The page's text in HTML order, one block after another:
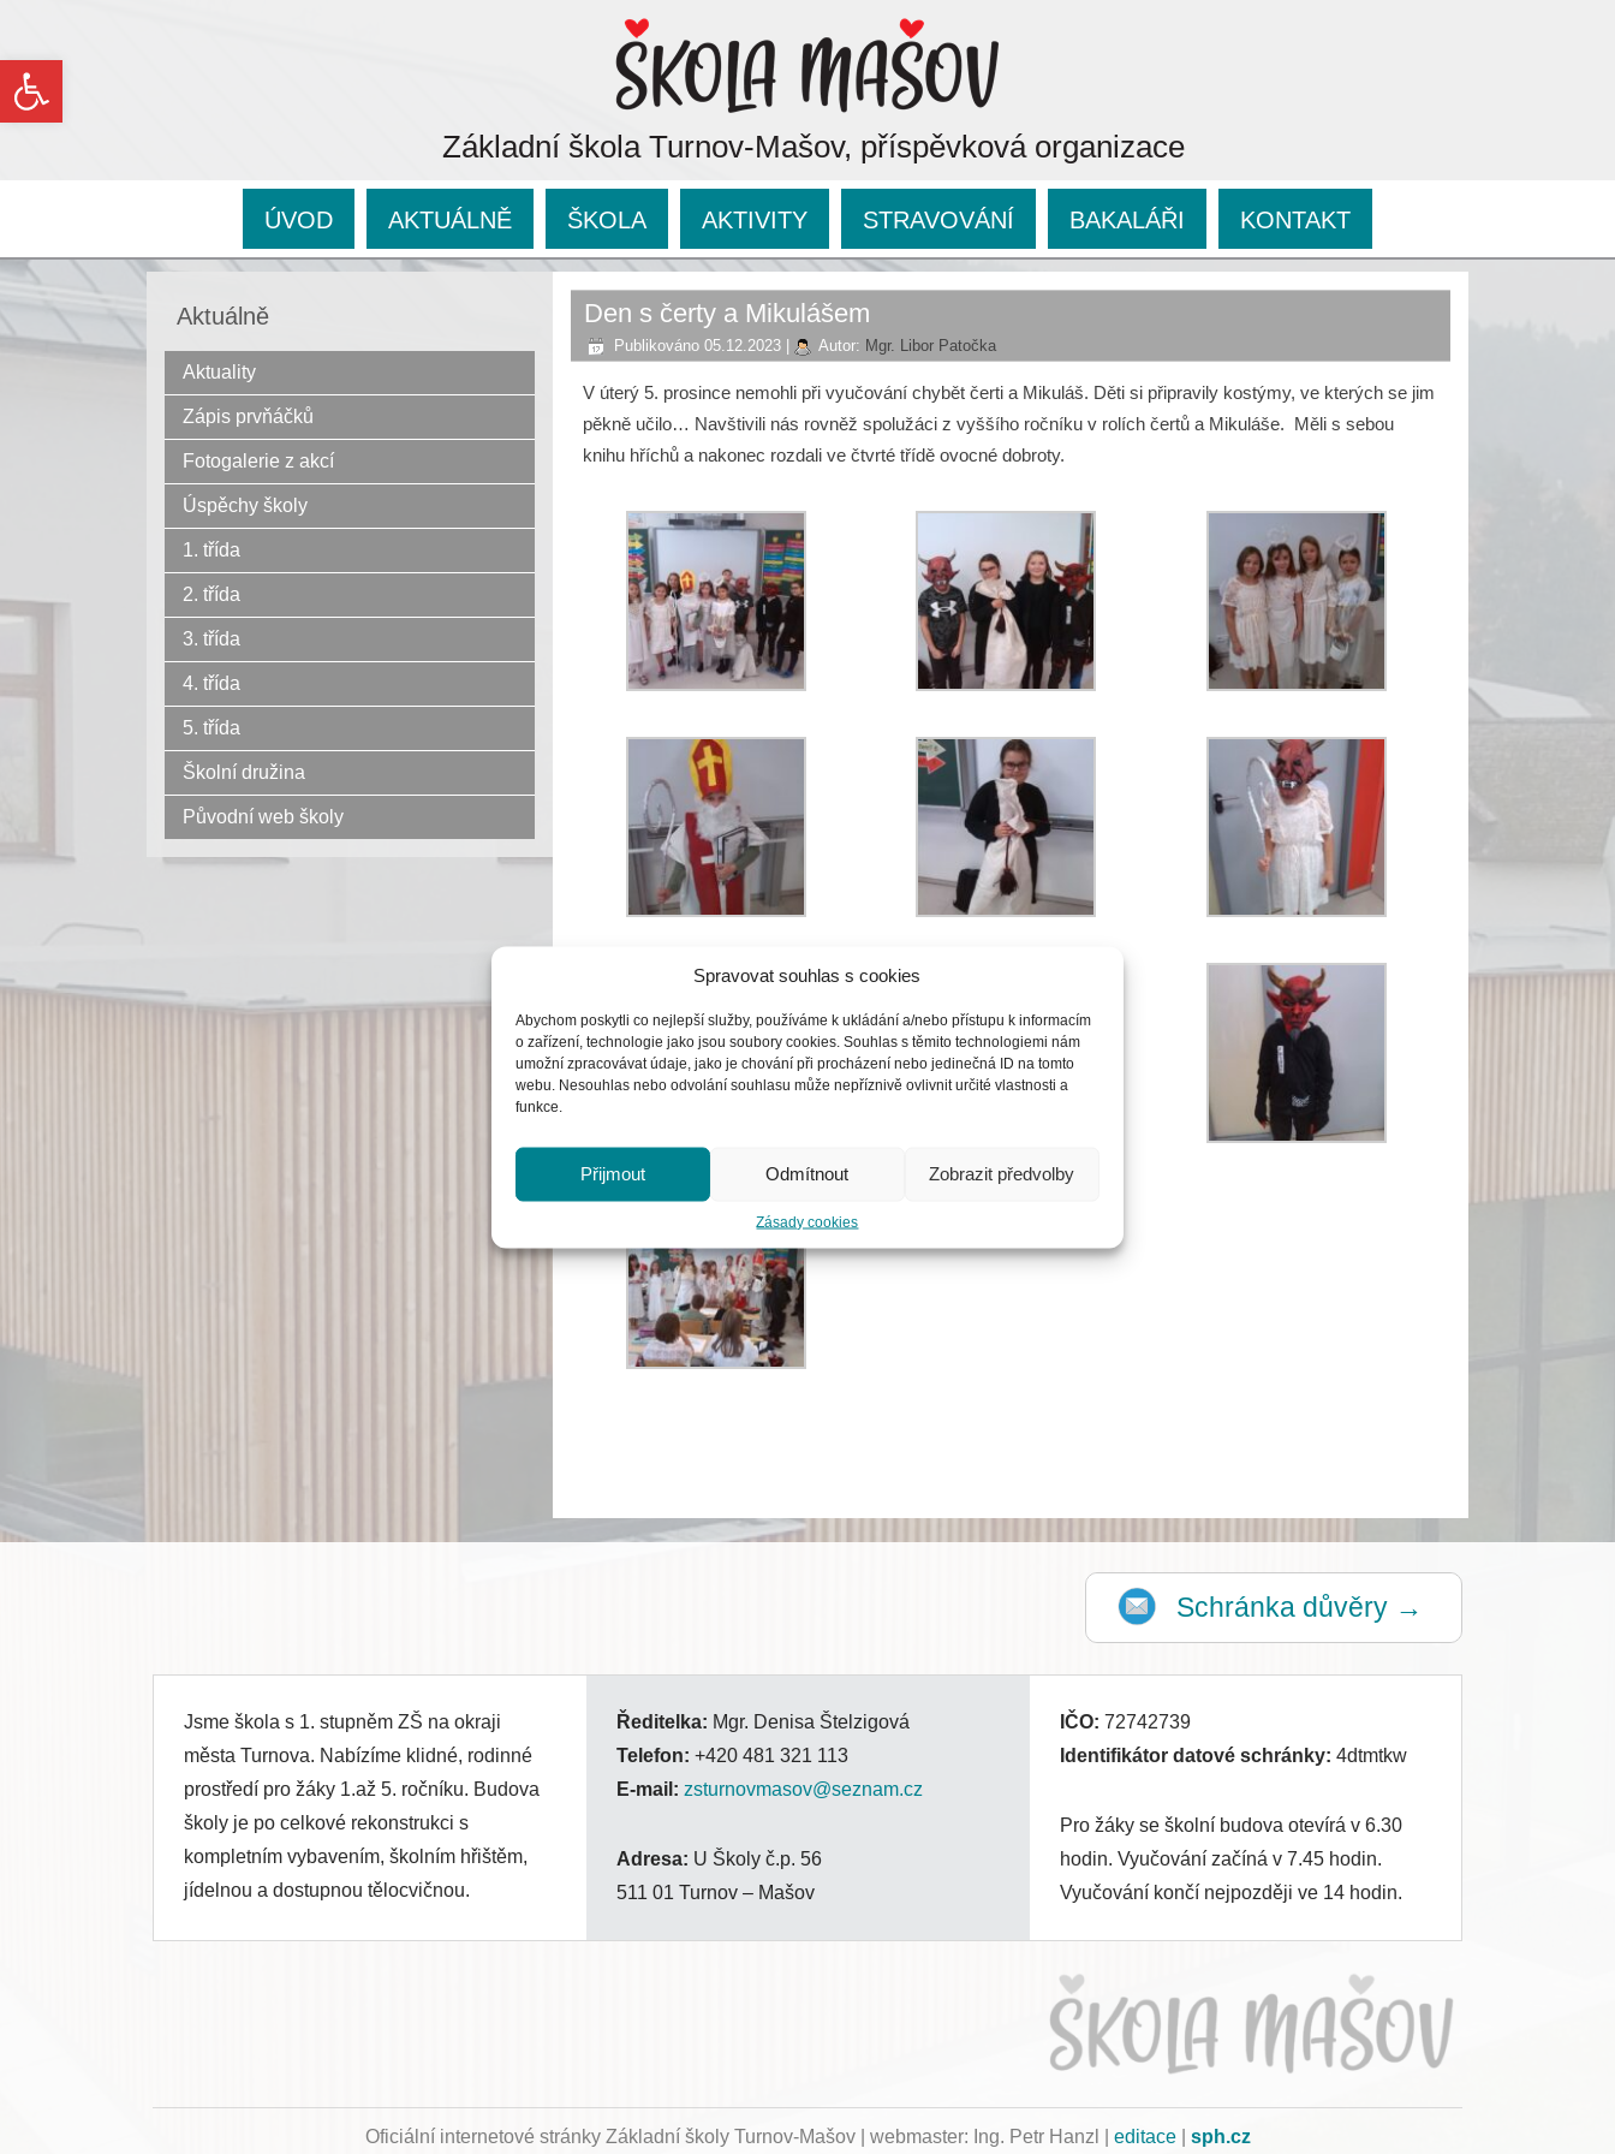
Open toolbar
Spravovat souhlas s cookies
Abychom poskytli co nejlepší služby, používáme k ukládání a/nebo přístupu k informacím
o zařízení, technologie jako jsou soubory cookies. Souhlas s těmito technologiemi nám
umožní zpracovávat údaje, jako je chování při procházení nebo jedinečná ID na tomto
webu. Nesouhlas nebo odvolání souhlasu může nepříznivě ovlivnit určité vlastnosti a
funkce.
Přijmout Odmítnout Zobrazit předvolby
Zásady cookies
Základní škola Turnov-Mašov, příspěvková organizace
ÚVOD AKTUÁLNĚ ŠKOLA AKTIVITY STRAVOVÁNÍ BAKALÁŘI KONTAKT
Aktuálně
Aktuality
Zápis prvňáčků
Fotogalerie z akcí
Úspěchy školy
1. třída
2. třída
3. třída
4. třída
5. třída
Školní družina
Původní web školy
Den s čerty a Mikulášem
Publikováno 05.12.2023 Autor: Mgr. Libor Patočka
V úterý 5. prosince nemohli při vyučování chybět čerti a Mikuláš. Děti si připravily kostýmy, ve kterých se jim
pěkně učilo… Navštivili nás rovněž spolužáci z vyššího ročníku v rolích čertů a Mikuláše. Měli s sebou
knihu hříchů a nakonec rozdali ve čtvrté třídě ovocné dobroty.
Schránka důvěry →
Jsme škola s 1. stupněm ZŠ na okraji
města Turnova. Nabízíme klidné, rodinné
prostředí pro žáky 1.až 5. ročníku. Budova
školy je po celkové rekonstrukci s
kompletním vybavením, školním hřištěm,
jídelnou a dostupnou tělocvičnou.
Ředitelka: Mgr. Denisa Štelzigová
Telefon: +420 481 321 113
E-mail: zsturnovmasov@seznam.cz
Adresa: U Školy č.p. 56
511 01 Turnov – Mašov
IČO: 72742739
Identifikátor datové schránky: 4dtmtkw
Pro žáky se školní budova otevírá v 6.30
hodin. Vyučování začíná v 7.45 hodin.
Vyučování končí nejpozději ve 14 hodin.
Oficiální internetové stránky Základní školy Turnov-Mašov | webmaster: Ing. Petr Hanzl | editace| sph.cz